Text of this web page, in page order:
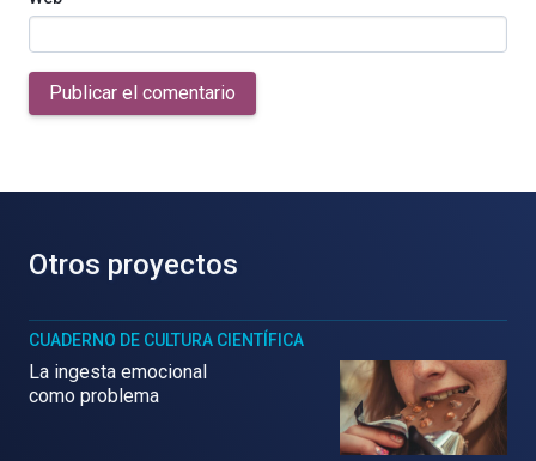
Publicar el comentario
Otros proyectos
CUADERNO DE CULTURA CIENTÍFICA
La ingesta emocional
como problema